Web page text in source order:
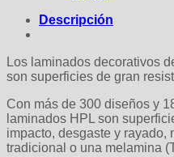
Descripción
Los laminados decorativos
son superficies de gran
Con más de 300 diseños y
laminados HPL son
impacto, desgaste y rayado,
tradicional o una melamina